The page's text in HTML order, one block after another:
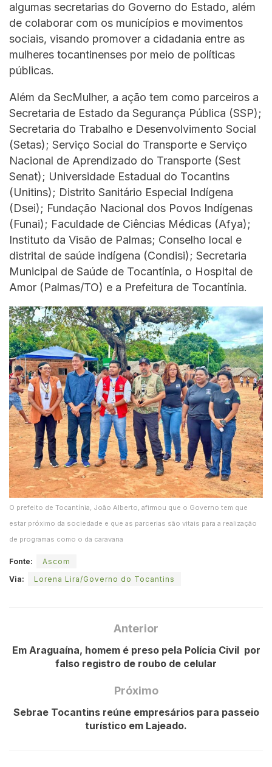
algumas secretarias do Governo do Estado, além
de colaborar com os municípios e movimentos
sociais, visando promover a cidadania entre as
mulheres tocantinenses por meio de políticas
públicas.
Além da SecMulher, a ação tem como parceiros a
Secretaria de Estado da Segurança Pública (SSP);
Secretaria do Trabalho e Desenvolvimento Social
(Setas); Serviço Social do Transporte e Serviço
Nacional de Aprendizado do Transporte (Sest
Senat); Universidade Estadual do Tocantins
(Unitins); Distrito Sanitário Especial Indígena
(Dsei); Fundação Nacional dos Povos Indígenas
(Funai); Faculdade de Ciências Médicas (Afya);
Instituto da Visão de Palmas; Conselho local e
distrital de saúde indígena (Condisi); Secretaria
Municipal de Saúde de Tocantínia, o Hospital de
Amor (Palmas/TO) e a Prefeitura de Tocantínia.
O prefeito de Tocantínia, João Alberto, afirmou que o Governo tem que
estar próximo da sociedade e que as parcerias são vitais para a realização
de programas como o da caravana
Fonte:
Ascom
Via:
Lorena Lira/Governo do Tocantins
Anterior
Em Araguaína, homem é preso pela Polícia Civil por
falso registro de roubo de celular
Próximo
Sebrae Tocantins reúne empresários para passeio
turístico em Lajeado.